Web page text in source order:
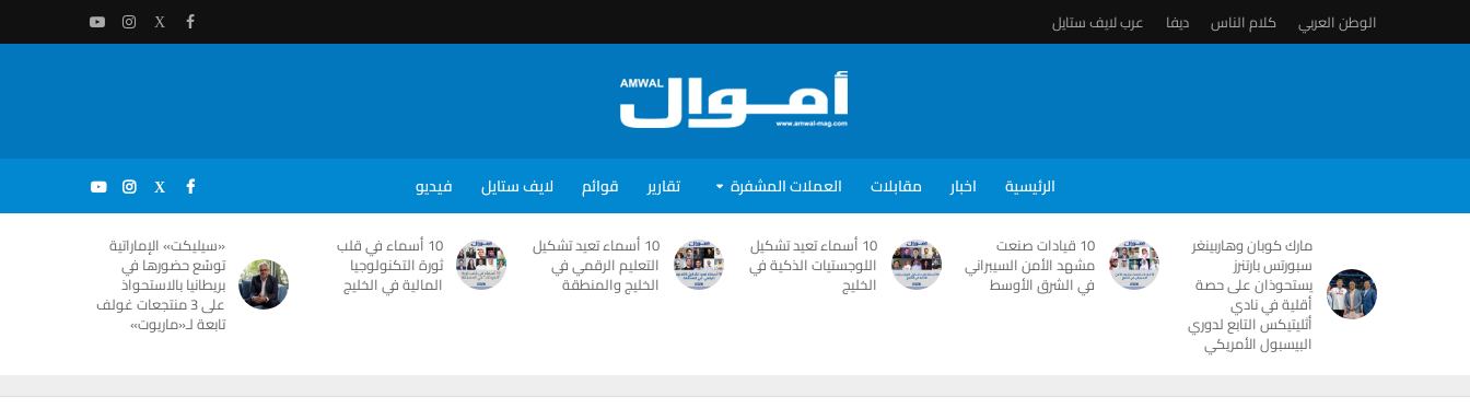
الوطن العربي كلام الناس ديفا عرب لايف ستايل
الرئيسية اخبار مقابلات العملات المشفرة تقارير قوائم لايف ستايل فيديو
مارك كوبان وهاربينغر
سبورتس بارتنرز
يستحوذان على حصة
أقلية في نادي
أثليتيكس التابع لدوري
البيسبول الأمريكي
10 قيادات صنعت
مشهد الأمن السيبراني
في الشرق الأوسط
10 أسماء تعيد تشكيل
اللوجستيات الذكية في
الخليج
10 أسماء تعيد تشكيل
التعليم الرقمي في
الخليج والمنطقة
10 أسماء في قلب
ثورة التكنولوجيا
المالية في الخليج
«سيليكت» الإماراتية
توسّع حضورها في
بريطانيا بالاستحواذ
على 3 منتجعات غولف
تابعة لـ«ماريوت»